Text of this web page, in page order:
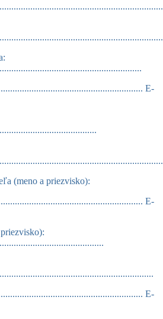
E-
(meno a priezvisko):
E-
E-